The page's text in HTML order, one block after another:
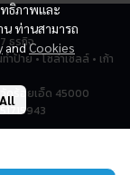
ทธิภาพและ
ท่านสามารถ
andCookies
ธุรกิจ
ป้าย • โซล่าเซลล์ • เก้า
วัดร้อยเอ็ด 45000